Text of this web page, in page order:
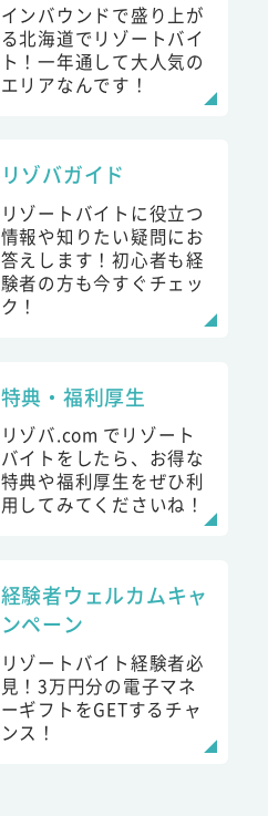
インバウンドで盛り上が
る北海道でリゾートバイ
ト！一年通して大人気の
エリアなんです！
リゾバガイド
リゾートバイトに役立つ
情報や知りたい疑問にお
答えします！初心者も経
験者の方も今すぐチェッ
ク！
特典・福利厚生
リゾバ.com でリゾート
バイトをしたら、お得な
特典や福利厚生をぜひ利
用してみてくださいね！
経験者ウェルカムキャ
ンペーン
リゾートバイト経験者必
見！3万円分の電子マネ
ーギフトをGETするチャ
ンス！